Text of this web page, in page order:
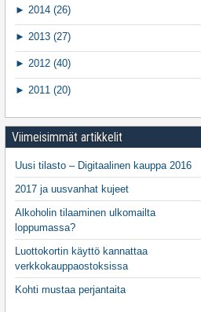
► 2014 (26)
► 2013 (27)
► 2012 (40)
► 2011 (20)
Viimeisimmät artikkelit
Uusi tilasto – Digitaalinen kauppa 2016
2017 ja uusvanhat kujeet
Alkoholin tilaaminen ulkomailta
loppumassa?
Luottokortin käyttö kannattaa
verkkokauppaostoksissa
Kohti mustaa perjantaita